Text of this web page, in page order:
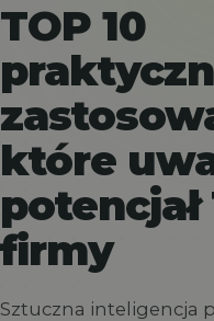
TOP 10
które
firmy
Sztuczna inteligencja